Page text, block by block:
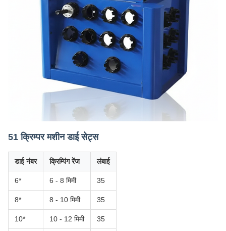
51 क्रिम्पर मशीन डाई सेट्स
डाई नंबर क्रिम्पिंग रेंज लंबाई
6* 6 - 8 मिमी 35
8* 8 - 10 मिमी 35
10* 10 - 12 मिमी 35